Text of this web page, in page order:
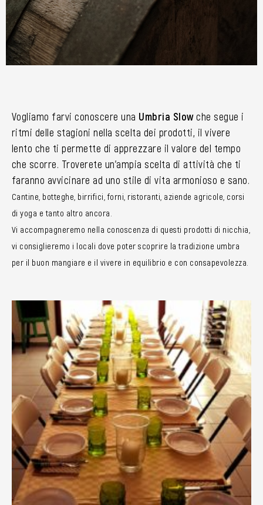
Vogliamo farvi conoscere una Umbria Slowche segue i
ritmi delle stagioni nella scelta dei prodotti, il vivere
lento che ti permette di apprezzare il valore del tempo
che scorre. Troverete un’ampia scelta di attività che ti
faranno avvicinare ad uno stile di vita armonioso e sano.
Cantine, botteghe, birrifici, forni, ristoranti, aziende agricole, corsi
di yoga e tanto altro ancora.
Vi accompagneremo nella conoscenza di questi prodotti di nicchia,
vi consiglieremo i locali dove poter scoprire la tradizione umbra
per il buon mangiare e il vivere in equilibrio e con consapevolezza.